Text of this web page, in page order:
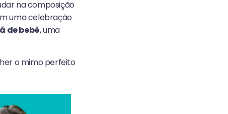
na composição
uma celebração
de bebê, uma
o mimo perfeito